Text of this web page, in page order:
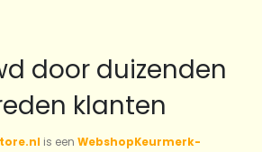
door duizenden
klanten
is een WebshopKeurmerk-